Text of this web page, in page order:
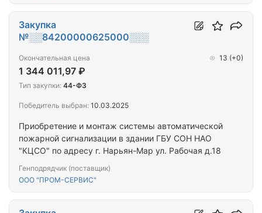
Приобретение и монтаж системы автоматической
пожарной сигнализации в здании ГБУ СОН НАО
"КЦСО" по адресу г. Нарьян-Мар ул. Рабочая д.18
Генподрядчик (поставщик)
ООО "ПРОМ-СЕРВИС"
Закупка
№░░84200000625000░░░
Окончательная цена
1 344 011,97 ₽
13 (+0)
Тип закупки: 44-ФЗ
Победитель выбран: 10.03.2025